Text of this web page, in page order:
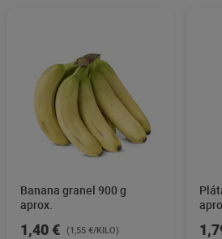
Banana granel 900 g
aprox.
1,40 € (1,55 €/KILO)